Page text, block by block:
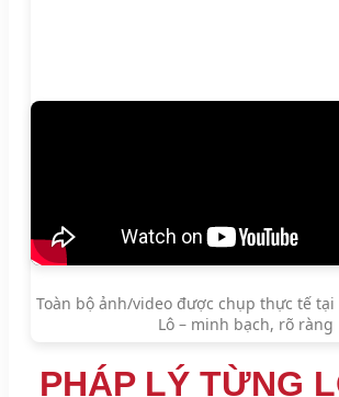
Toàn bộ ảnh/video được chụp thực tế
Lô – minh bạch, rõ ràng
PHÁP LÝ TỪNG